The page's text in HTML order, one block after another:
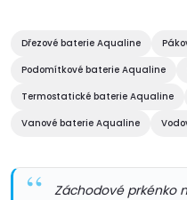
á
d
a
c
Dřezové baterie Aqualine
Podomítkové baterie Aqualine
Termostatické baterie Aqualine
Vanové baterie Aqualine
Záchodové prkénko